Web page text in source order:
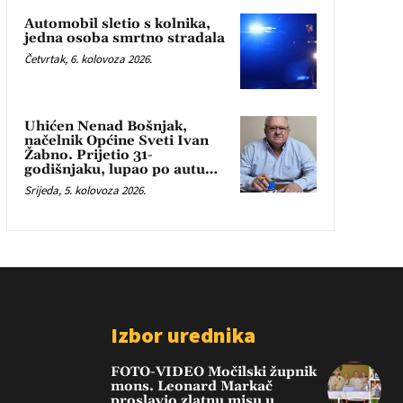
Automobil sletio s kolnika,
jedna osoba smrtno stradala
Četvrtak, 6. kolovoza 2026.
Uhićen Nenad Bošnjak,
načelnik Općine Sveti Ivan
Žabno. Prijetio 31-
godišnjaku, lupao po autu…
Srijeda, 5. kolovoza 2026.
Izbor urednika
FOTO-VIDEO Močilski župnik
mons. Leonard Markač